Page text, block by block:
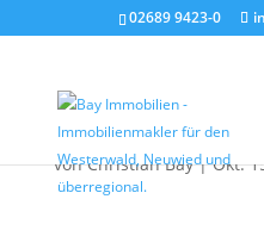
02689 9423-0
Badezimer
und WC
vonChristian Bay|Okt.